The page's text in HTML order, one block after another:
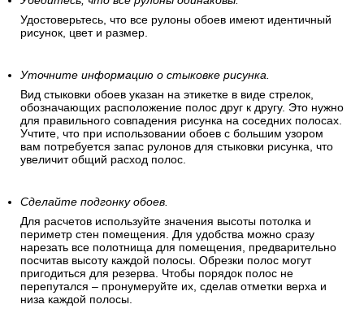
Удостоверьтесь, что все рулоны обоев имеют идентичный
рисунок, цвет и размер.
Уточните информацию о стыковке рисунка.
Вид стыковки обоев указан на этикетке в виде стрелок,
обозначающих расположение полос друг к другу. Это нужно
для правильного совпадения рисунка на соседних полосах.
Учтите, что при использовании обоев с большим узором
вам потребуется запас рулонов для стыковки рисунка, что
увеличит общий расход полос.
Сделайте подгонку обоев.
Для расчетов используйте значения высоты потолка и
периметр стен помещения. Для удобства можно сразу
нарезать все полотнища для помещения, предварительно
посчитав высоту каждой полосы. Обрезки полос могут
пригодиться для резерва. Чтобы порядок полос не
перепутался – пронумеруйте их, сделав отметки верха и
низа каждой полосы.